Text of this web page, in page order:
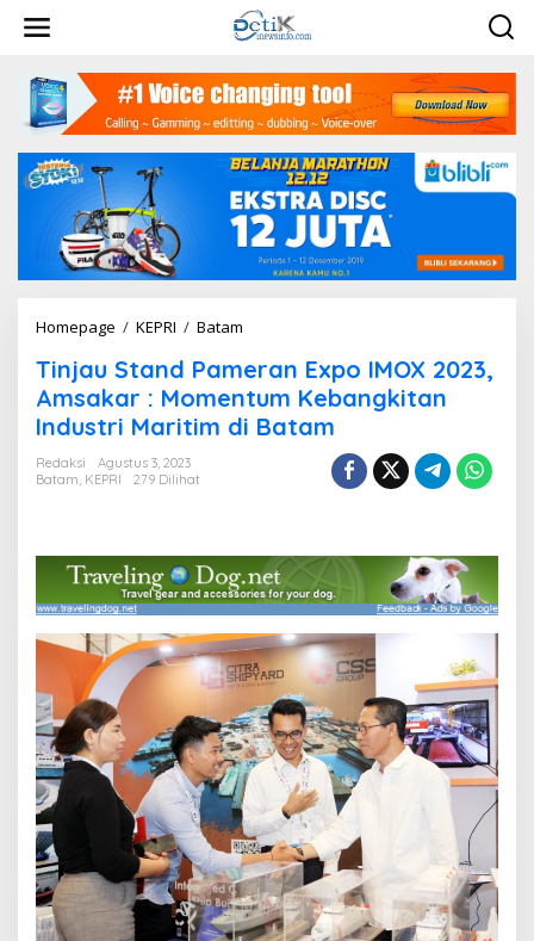
Homepage / KEPRI / Batam
n
j
a
u
a
m
r
a
n
E
x
p
o
I
M
O
X
2
0
2
Tinjau Stand Pameran Expo IMOX 2023,
Amsakar : Momentum Kebangkitan
Industri Maritim di Batam
Redaksi
Agustus 3, 2023
Batam, KEPRI 279 Dilihat